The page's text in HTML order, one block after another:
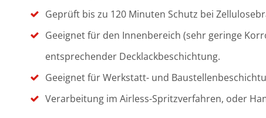
Geprüft bis zu 120 Minuten Schutz bei
Geeignet für den Innenbereich (sehr geringe
entsprechender Decklackbeschichtung.
Geeignet für Werkstatt- und
Verarbeitung im Airless-Spritzverfahren, oder